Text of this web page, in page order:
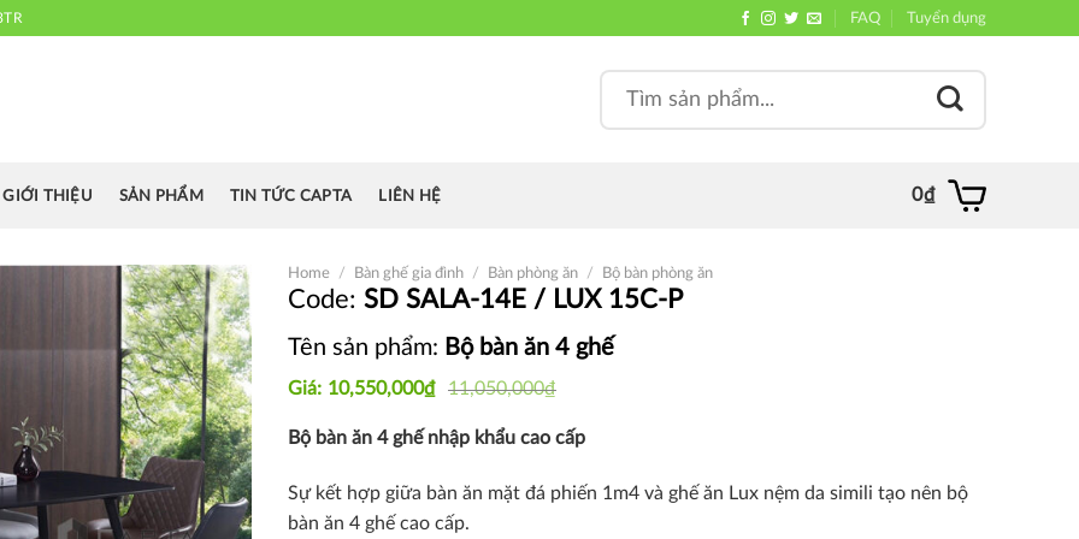
FAQ Tuyển dụng
for:
GIỚI THIỆU SẢN PHẨM TIN TỨC CAPTA LIÊN HỆ 0₫
Thích
Home / Bàn ghế gia đình / Bàn phòng ăn / Bộ bàn phòng ăn
SD SALA-14E / LUX 15C-P
Tên sản phẩm: Bộ bàn ăn 4 ghế
11,050,000₫
Original
was:
11,050,000₫.
10,550,000₫
Current
is:
10,550,000₫.
Bộ bàn ăn 4 ghế nhập khẩu cao cấp
Sự kết hợp giữa bàn ăn mặt đá phiến 1m4 và ghế ăn Lux nệm da simili tạo nên bộ
bàn ăn 4 ghế cao cấp.